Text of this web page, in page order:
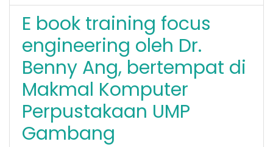
E book training focus
engineering oleh Dr.
Benny Ang, bertempat di
Makmal Komputer
Perpustakaan UMP
Gambang